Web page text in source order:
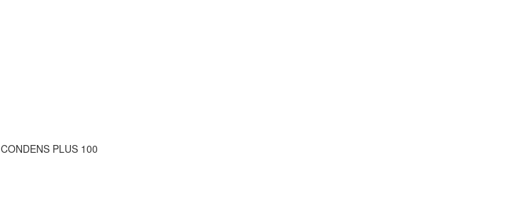
CONDENS PLUS 100